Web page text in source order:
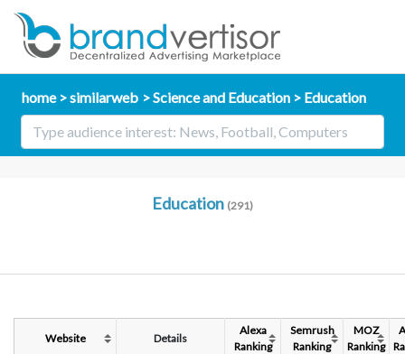
home similarweb Science and Education Education
Education (291)
Website Details
Alexa
Ranking
Semrush
Ranking
MOZ
Ranking